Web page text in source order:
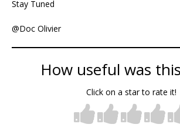
Stay Tuned
@Doc Olivier
How useful was
Click on a star to rate it!